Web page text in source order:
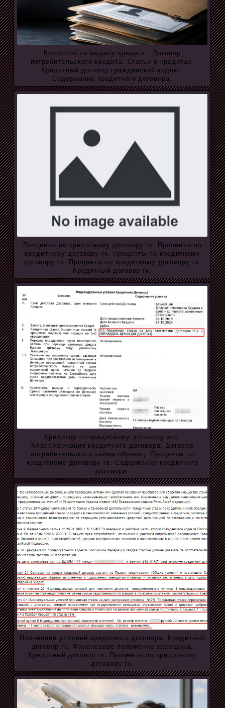
Комиссия за выдачу кредита:. Договор
потребительского кредита. Статьи о кредитах.
Кредитный договор гражданский кодекс.
Содержание кредитного договора.
Проценты по кредитному договору гк. Проценты по
кредитному договору гк. Проценты по кредитному
договору гк. Проценты по кредитному договору гк.
Кредитный договор гк.
Кредитор по кредитному договору это.
Классификация кредитного договора. Договор
потребительского займа образец. Проценты по
кредитному договору гк. Содержание кредитного
договора.
Изменение условий кредитного договора. Кредитный
договор гк. Финансовое положение заемщика.
Кредитный договор гк. Проценты по кредитному
договору гк.